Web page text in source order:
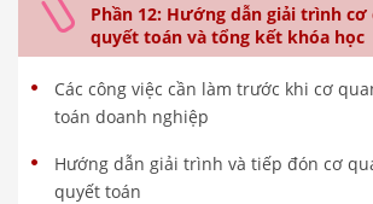
Phần 12: Hướng dẫn giải trình
quyết toán và tổng kết khóa học
Các công việc cần làm trước khi cơ
toán doanh nghiệp
Hướng dẫn giải trình và tiếp đón cơ
quyết toán